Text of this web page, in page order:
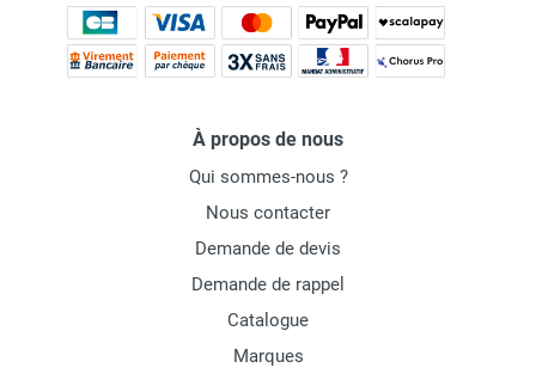
À propos de nous
Qui sommes-nous ?
Nous contacter
Demande de devis
Demande de rappel
Catalogue
Marques